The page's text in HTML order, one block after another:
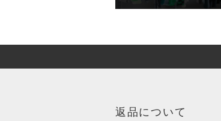
返品について